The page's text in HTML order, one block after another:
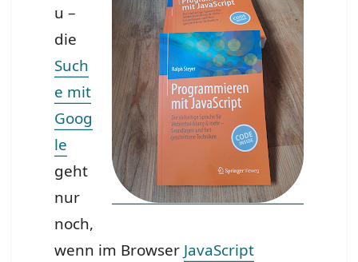
u –
die
Such
e mit
Goog
le
geht
nur
noch,
wenn im Browser JavaScript